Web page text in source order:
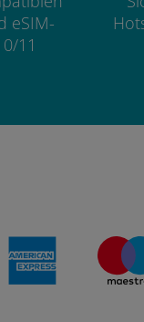
eSIM-
11